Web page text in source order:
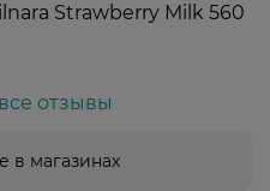
Strawberry Milk 560
отзывы
в магазинах